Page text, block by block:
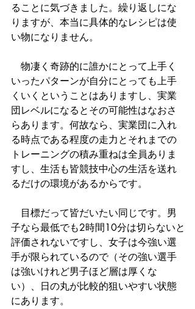
ることに気づきました。繰り返しにな
りますが、本当に具体的なレシピは使
い物になりません。
物凄く奇跡的に誰かにとって上手く
いったパターンが自分にとっても上手
くいくということはありますし、実業
団レベルになるとその可能性はなおさ
らあります。何故なら、実業団に入れ
る時点である程度の走力とそれまでの
トレーニングの積み重ねは全員ありま
すし、生活も皆競技中心の生活を送れ
るだけの環境があるからです。
目標だって皆だいたい同じです。男
子なら最低でも2時間10分は切らないと
評価されないですし、女子は今強い選
手が限られているので（その強い選手
は強いけれど男子ほど層は厚くな
い）、日の丸が比較的狙いやすい状態
にあります。